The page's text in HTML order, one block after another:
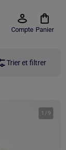
Compte Panier
Trier et filtrer
1 / 9